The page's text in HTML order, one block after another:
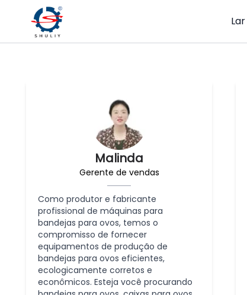
Lar
Malinda
Gerente de vendas
Como produtor e fabricante
profissional de máquinas para
bandejas para ovos, temos o
compromisso de fornecer
equipamentos de produção de
bandejas para ovos eficientes,
ecologicamente corretos e
econômicos. Esteja você procurando